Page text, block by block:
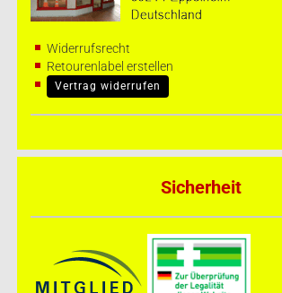
Widerrufsrecht
Retourenlabel erstellen
Vertrag widerrufen
Sicherheit